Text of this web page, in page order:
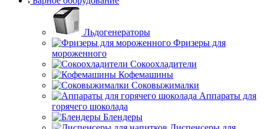
Льдогенераторы
Фризеры для
мороженного
Сокоохладители
Кофемашины
Соковыжималки
Аппараты для
горячего шоколада
Блендеры